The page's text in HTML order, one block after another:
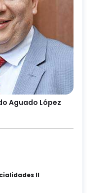
Aguado López
II